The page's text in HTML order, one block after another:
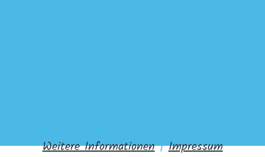
Weitere Informationen|Impressum